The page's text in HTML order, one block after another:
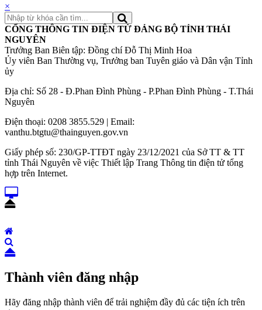
×
CỔNG THÔNG TIN ĐIỆN TỬ ĐẢNG BỘ TỈNH THÁI
NGUYÊN
Trưởng Ban Biên tập: Đồng chí Đỗ Thị Minh Hoa
Ủy viên Ban Thường vụ, Trưởng ban Tuyên giáo và Dân vận Tỉnh
ủy
Địa chỉ: Số 28 - Đ.Phan Đình Phùng - P.Phan Đình Phùng - T.Thái
Nguyên
Điện thoại: 0208 3855.529 | Email:
vanthu.btgtu@thainguyen.gov.vn
Giấy phép số: 230/GP-TTĐT ngày 23/12/2021 của Sở TT & TT
tỉnh Thái Nguyên về việc Thiết lập Trang Thông tin điện tử tổng
hợp trên Internet.
Thành viên đăng nhập
Hãy đăng nhập thành viên để trải nghiệm đầy đủ các tiện ích trên